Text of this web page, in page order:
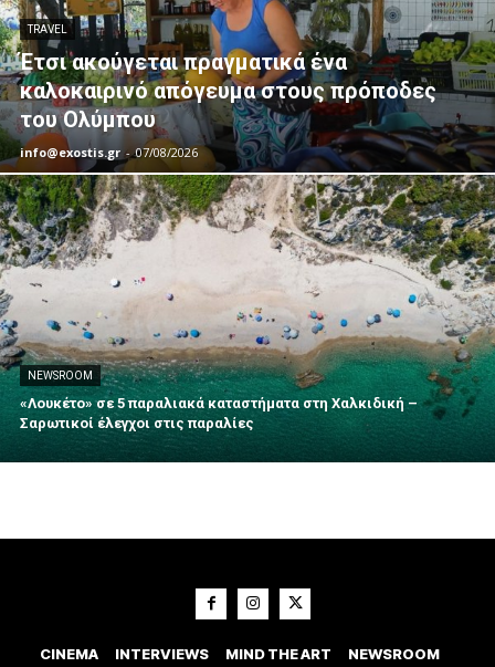
TRAVEL
Έτσι ακούγεται πραγματικά ένα
καλοκαιρινό απόγευμα στους πρόποδες
του Ολύμπου
info@exostis.gr - 07/08/2026
NEWSROOM
«Λουκέτο» σε 5 παραλιακά καταστήματα στη Χαλκιδική –
Σαρωτικοί έλεγχοι στις παραλίες
CINEMA INTERVIEWS MIND THE ART
NEWSROOM